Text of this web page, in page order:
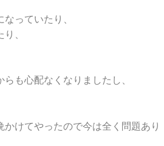
っていたり、
、
も心配なくなりましたし、
けてやったので今は全く問題あり